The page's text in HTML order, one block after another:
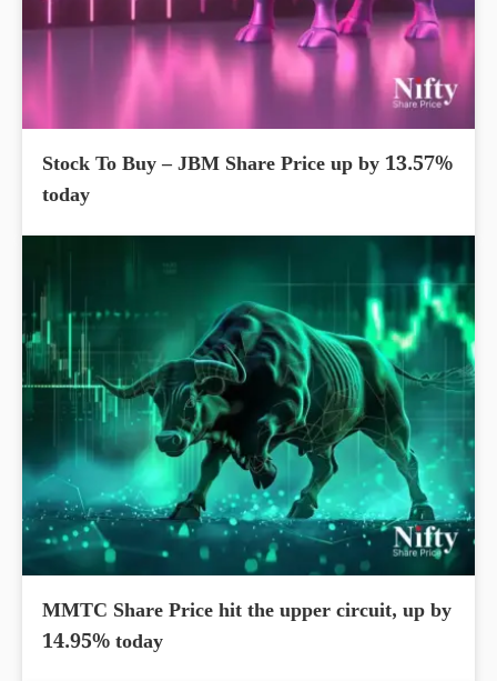
Stock To Buy – JBM Share Price up by 13.57%
today
MMTC Share Price hit the upper circuit, up by
14.95% today